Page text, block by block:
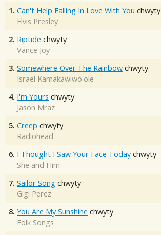
1. Can't Help Falling In Love With You chwyty
Elvis Presley
2. Riptide chwyty
Vance Joy
3. Somewhere Over The Rainbow chwyty
Israel Kamakawiwo'ole
4. I'm Yours chwyty
Jason Mraz
5. Creep chwyty
Radiohead
6. I Thought I Saw Your Face Today chwyty
She and Him
7. Sailor Song chwyty
Gigi Perez
8. You Are My Sunshine chwyty
Folk Songs